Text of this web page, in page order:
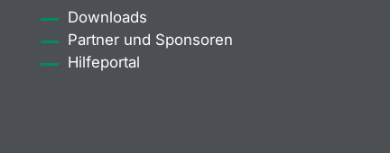
Downloads
Partner und Sponsoren
Hilfeportal